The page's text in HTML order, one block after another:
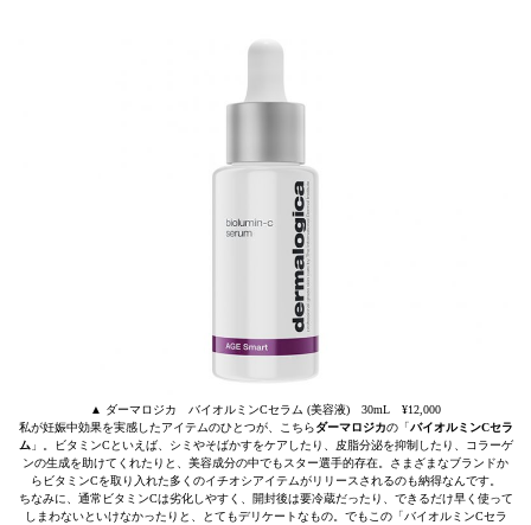
▲ ダーマロジカ バイオルミンCセラム (美容液) 30mL ¥12,000
私が妊娠中効果を実感したアイテムのひとつが、こちらダーマロジカの「バイオルミンCセラ
ム」。ビタミンCといえば、シミやそばかすをケアしたり、皮脂分泌を抑制したり、コラーゲ
ンの生成を助けてくれたりと、美容成分の中でもスター選手的存在。さまざまなブランドか
らビタミンCを取り入れた多くのイチオシアイテムがリリースされるのも納得なんです。
ちなみに、通常ビタミンCは劣化しやすく、開封後は要冷蔵だったり、できるだけ早く使って
しまわないといけなかったりと、とてもデリケートなもの。でもこの「バイオルミンCセラ